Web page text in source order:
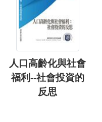
人口高齡化與社會
福利--社會投資的
反思